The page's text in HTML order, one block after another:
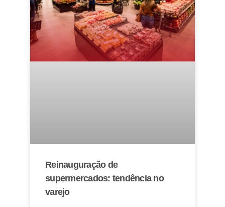
Reinauguração de
supermercados: tendência no
varejo